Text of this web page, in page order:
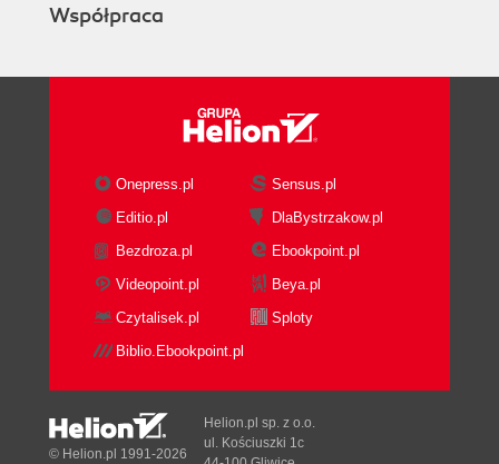
Współpraca
Onepress.pl
Sensus.pl
Editio.pl
DlaBystrzakow.pl
Bezdroza.pl
Ebookpoint.pl
Videopoint.pl
Beya.pl
Czytalisek.pl
Sploty
Biblio.Ebookpoint.pl
© Helion.pl 1991-2026
Helion.pl sp. z o.o.
ul. Kościuszki 1c